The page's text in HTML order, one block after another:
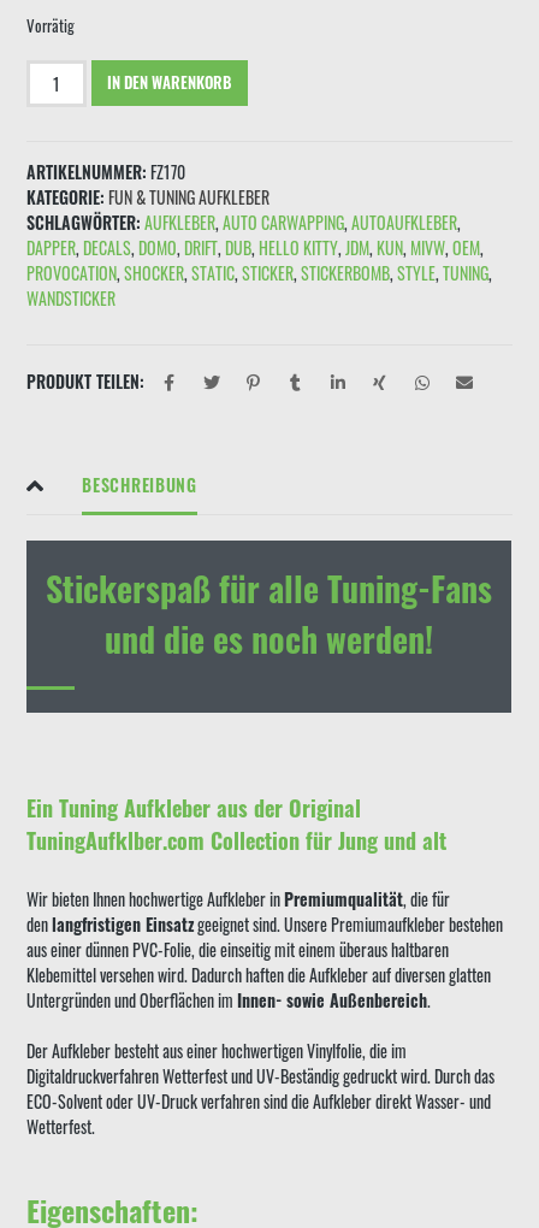
Vorrätig
Aufkleber
Schwarz
Rot
(hell)
Menge
IN DEN WARENKORB
ARTIKELNUMMER: FZ170
KATEGORIE: FUN & TUNING AUFKLEBER
SCHLAGWÖRTER: AUFKLEBER,AUTO CARWAPPING,AUTOAUFKLEBER,
DAPPER, DECALS, DOMO, DRIFT, DUB, HELLO KITTY,JDM, KUN, MIVW,OEM,
PROVOCATION,SHOCKER,STATIC,STICKER,STICKERBOMB,STYLE,TUNING,
WANDSTICKER
PRODUKT TEILEN:
BESCHREIBUNG
Stickerspaß für alle Tuning-Fans
und die es noch werden!
Ein Tuning Aufkleber aus der Original
TuningAufklber.com Collection für Jung und alt
Wir bieten Ihnen hochwertige Aufkleber inPremiumqualität, die für
denlangfristigen Einsatzgeeignet sind. Unsere Premiumaufkleber bestehen
aus einer dünnen PVC-Folie, die einseitig mit einem überaus haltbaren
Klebemittel versehen wird. Dadurch haften die Aufkleber auf diversen glatten
Untergründen und Oberflächen imInnen- sowie Außenbereich.
Der Aufkleber besteht aus einer hochwertigen Vinylfolie, die im
Digitaldruckverfahren Wetterfest und UV-Beständig gedruckt wird. Durch das
ECO-Solvent oder UV-Druck verfahren sind die Aufkleber direkt Wasser- und
Wetterfest.
Eigenschaften: